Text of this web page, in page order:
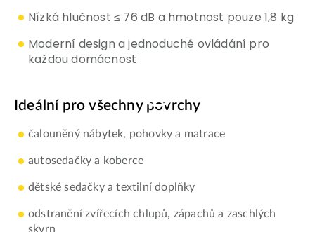
Nízká hlučnost ≤ 76 dB a hmotnost pouze 1,8 kg
Moderní design a jednoduché ovládání pro
každou domácnost
Ideální pro všechny povrchy
čalouněný nábytek, pohovky a matrace
autosedačky a koberce
dětské sedačky a textilní doplňky
odstranění zvířecích chlupů, zápachů a zaschlých
skvrn